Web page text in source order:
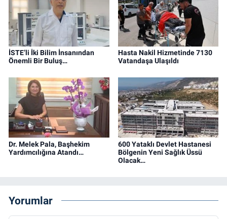
İSTE’li İki Bilim İnsanından
Önemli Bir Buluş…
Hasta Nakil Hizmetinde 7130
Vatandaşa Ulaşıldı
Dr. Melek Pala, Başhekim
Yardımcılığına Atandı…
600 Yataklı Devlet Hastanesi
Bölgenin Yeni Sağlık Üssü
Olacak…
Yorumlar